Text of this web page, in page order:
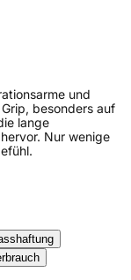
und
besonders auf
lange
Nur wenige